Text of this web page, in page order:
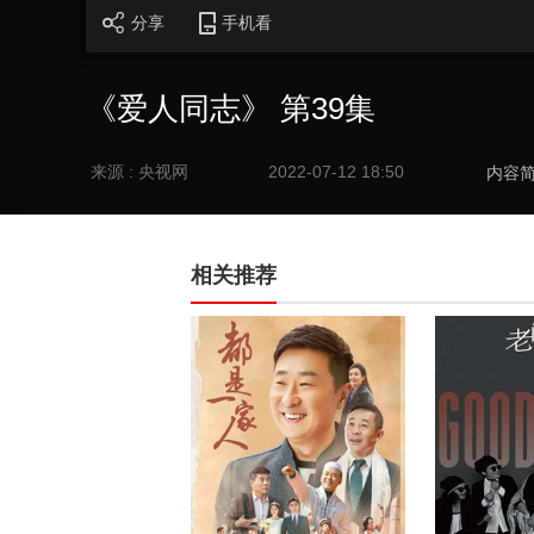
分享 手机看
《爱人同志》 第39集
来源 : 央视网 2022-07-12 18:50 内容
相关推荐